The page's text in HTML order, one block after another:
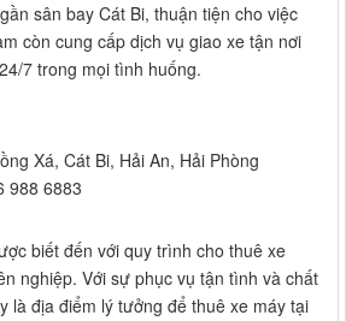
sân bay Cát Bi, thuận tiện cho việc
còn cung cấp dịch vụ giao xe tận nơi
7 trong mọi tình huống.
Xá, Cát Bi, Hải An, Hải Phòng
988 6883
biết đến với quy trình cho thuê xe
nghiệp. Với sự phục vụ tận tình và chất
là địa điểm lý tưởng để thuê xe máy tại